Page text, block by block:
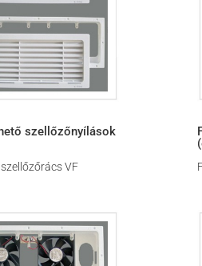
szellőzőnyílások
VF